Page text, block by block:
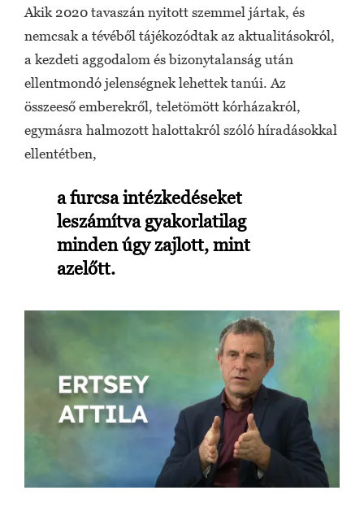
Akik 2020 tavaszán nyitott szemmel jártak, és
nemcsak a tévéből tájékozódtak az aktualitásokról,
a kezdeti aggodalom és bizonytalanság után
ellentmondó jelenségnek lehettek tanúi. Az
összeeső emberekről, teletömött kórházakról,
egymásra halmozott halottakról szóló híradásokkal
ellentétben,
a furcsa intézkedéseket
leszámítva gyakorlatilag
minden úgy zajlott, mint
azelőtt.